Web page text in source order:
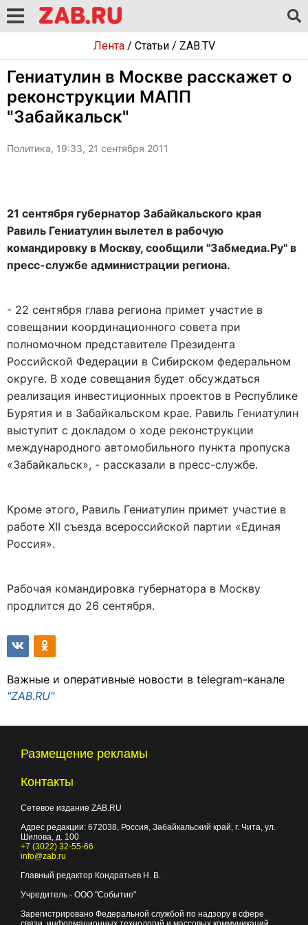
Лента/ Статьи/ ZAB.TV
Гениатулин в Москве расскажет о
реконструкции МАПП
"Забайкальск"
Политика, 19:33, 21 сентября 2011
21 сентября губернатор Забайкальского края
Равиль Гениатулин вылетел в рабочую
командировку в Москву, сообщили "Забмедиа.Ру" в
пресс-службе администрации региона.
- 22 сентября глава региона примет участие в
совещании координационного совета при
полномочном представителе Президента
Российской Федерации в Сибирском федеральном
округе. В ходе совещания будет обсуждаться
реализация инвестиционных проектов в Республике
Бурятия и в Забайкальском крае. Равиль Гениатулин
выступит с докладом о ходе реконструкции
международного автомобильного пункта пропуска
«Забайкальск», - рассказали в пресс-службе.
Кроме этого, Равиль Гениатулин примет участие в
работе XII съезда всероссийской партии «Единая
Россия».
Рабочая командировка губернатора в Москву
продлится до 26 сентября.
Важные и оперативные новости в telegram-канале
"ZAB.RU"
Размещение рекламы
Контакты
Сетевое издание ZAB.RU
Адрес редакции: 672038, Россия, Забайкальский край, г. Чита, ул.
Шилова, д. 100
+7 (3022) 32-55-66
info@zab.ru
Главный редактор Кондратьев Н. В.
Учредитель - ООО "Событие"
Зарегистрировано Федеральной службой по надзору в сфере